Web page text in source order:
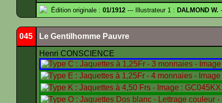
Édition originale : 01/1912 --- Illustrateur 1 : DALMOND W.
045 Le Gentilhomme Pauvre
Henri CONSCIENCE